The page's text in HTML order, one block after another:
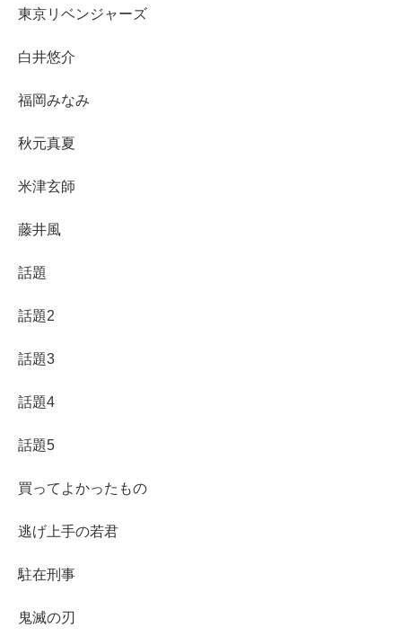
東京リベンジャーズ
白井悠介
福岡みなみ
秋元真夏
米津玄師
藤井風
話題
話題2
話題3
話題4
話題5
買ってよかったもの
逃げ上手の若君
駐在刑事
鬼滅の刃